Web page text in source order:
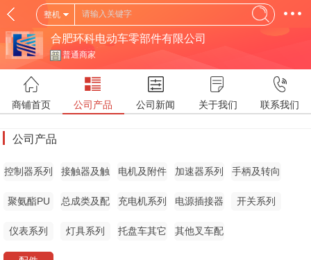
整机
合肥环科电动车零部件有限公司
普通商家
商铺首页 公司产品 公司新闻 关于我们 联系我们
公司产品
控制器系列
接触器及触
电机及附件 加速器系列
手柄及转向
聚氨酯PU
总成类及配
充电机系列 电源插接器 开关系列
仪表系列 灯具系列
托盘车其它
其他叉车配